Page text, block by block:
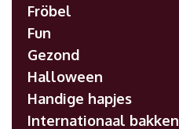
Fröbel
Fun
Gezond
Halloween
Handige hapjes
Internationaal bakken